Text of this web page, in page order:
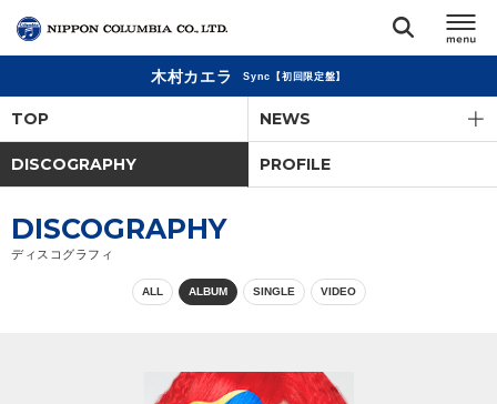
閉じる
アーティスト
木村カエラ Sync【初回限定盤】
TOP NEWS
DISCOGRAPHY PROFILE
DISCOGRAPHY
ディスコグラフィ
ALL ALBUM SINGLE VIDEO